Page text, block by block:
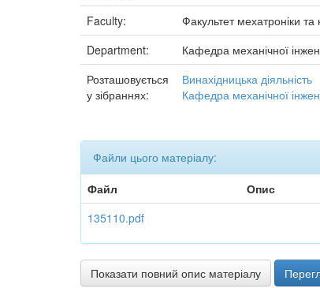
Faculty:
Факультет мехатроніки
Department:
Кафедра механічної
Розташовується
у зібраннях:
Винахідницька діяльність
Кафедра механічної
Файли цього матеріалу:
Файл
Опис
135110.pdf
Показати повний опис матеріалу